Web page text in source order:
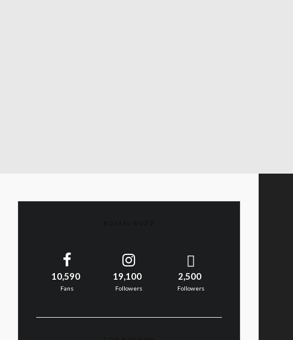
10,590
Fans
19,100
Followers
2,500
Followers